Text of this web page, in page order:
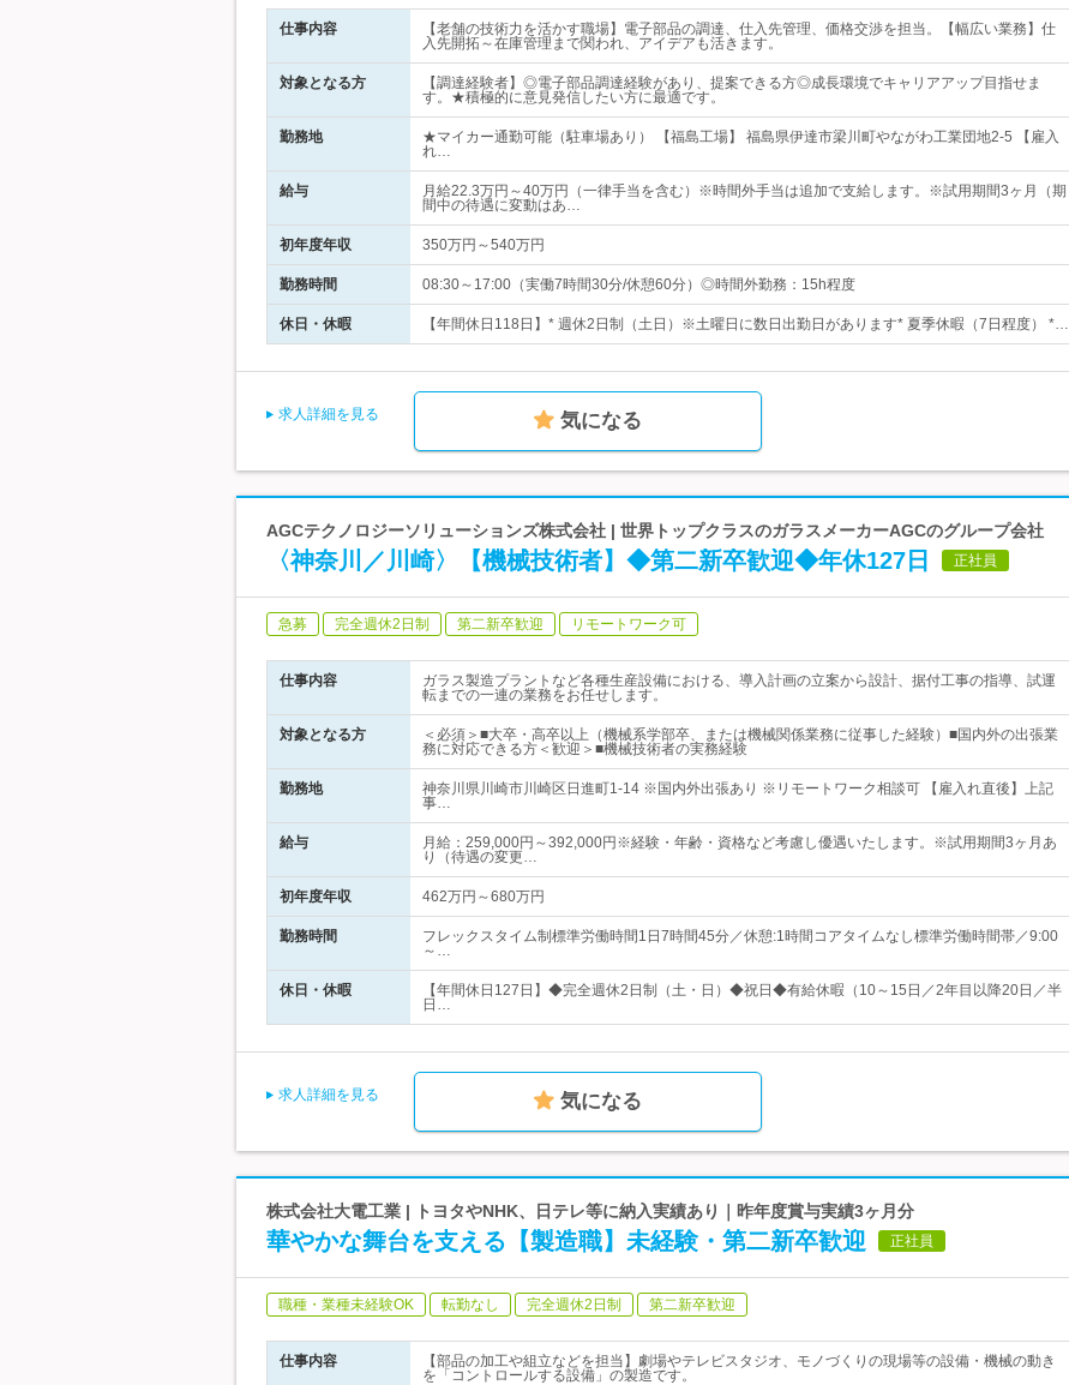
仕事内容
【老舗の技術力を活かす職場】電子部品の調達、仕入先管理、価格交渉を担当。【幅広い業務】仕
入先開拓～在庫管理まで関われ、アイデアも活きます。
対象となる方
【調達経験者】◎電子部品調達経験があり、提案できる方◎成長環境でキャリアアップ目指せま
す。★積極的に意見発信したい方に最適です。
勤務地
★マイカー通勤可能（駐車場あり） 【福島工場】 福島県伊達市梁川町やながわ工業団地2-5 【雇入
れ…
給与
月給22.3万円～40万円（一律手当を含む）※時間外手当は追加で支給します。※試用期間3ヶ月（期
間中の待遇に変動はあ…
初年度年収 350万円～540万円
勤務時間 08:30～17:00（実働7時間30分/休憩60分）◎時間外勤務：15h程度
休日・休暇 【年間休日118日】* 週休2日制（土日）※土曜日に数日出勤日があります* 夏季休暇（7日程度） *…
求人詳細を見る 気になる
AGCテクノロジーソリューションズ株式会社 | 世界トップクラスのガラスメーカーAGCのグループ会社
〈神奈川／川崎〉【機械技術者】◆第二新卒歓迎◆年休127日 正社員
急募 完全週休2日制 第二新卒歓迎 リモートワーク可
仕事内容
ガラス製造プラントなど各種生産設備における、導入計画の立案から設計、据付工事の指導、試運
転までの一連の業務をお任せします。
対象となる方
＜必須＞■大卒・高卒以上（機械系学部卒、または機械関係業務に従事した経験）■国内外の出張業
務に対応できる方＜歓迎＞■機械技術者の実務経験
勤務地
神奈川県川崎市川崎区日進町1-14 ※国内外出張あり ※リモートワーク相談可 【雇入れ直後】上記
事…
給与
月給：259,000円～392,000円※経験・年齢・資格など考慮し優遇いたします。※試用期間3ヶ月あ
り（待遇の変更…
初年度年収 462万円～680万円
勤務時間
フレックスタイム制標準労働時間1日7時間45分／休憩:1時間コアタイムなし標準労働時間帯／9:00
～…
休日・休暇
【年間休日127日】◆完全週休2日制（土・日）◆祝日◆有給休暇（10～15日／2年目以降20日／半
日…
求人詳細を見る 気になる
株式会社大電工業 | トヨタやNHK、日テレ等に納入実績あり｜昨年度賞与実績3ヶ月分
華やかな舞台を支える【製造職】未経験・第二新卒歓迎 正社員
職種・業種未経験OK 転勤なし 完全週休2日制 第二新卒歓迎
仕事内容
【部品の加工や組立などを担当】劇場やテレビスタジオ、モノづくりの現場等の設備・機械の動き
を「コントロールする設備」の製造です。